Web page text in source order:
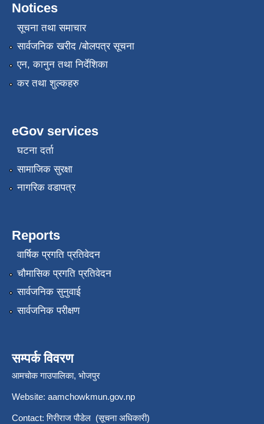
Notices
सूचना तथा समाचार
सार्वजनिक खरीद /बोलपत्र सूचना
एन, कानुन तथा निर्देशिका
कर तथा शुल्कहरु
eGov services
घटना दर्ता
सामाजिक सुरक्षा
नागरिक वडापत्र
Reports
वार्षिक प्रगति प्रतिवेदन
चौमासिक प्रगति प्रतिवेदन
सार्वजनिक सुनुवाई
सार्वजनिक परीक्षण
सम्पर्क विवरण
आमचोक गाउपालिका, भोजपुर
Website: aamchowkmun.gov.np
Contact: गिरीराज पौडेल (सूचना अधिकारी)